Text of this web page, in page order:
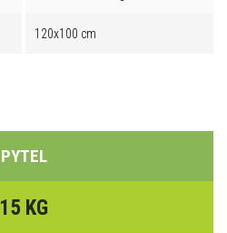
120x100 cm
PYTEL
15 KG